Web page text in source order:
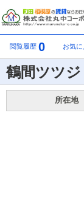
閲覧履歴 0 お気に
鶴間ツツ
所在地